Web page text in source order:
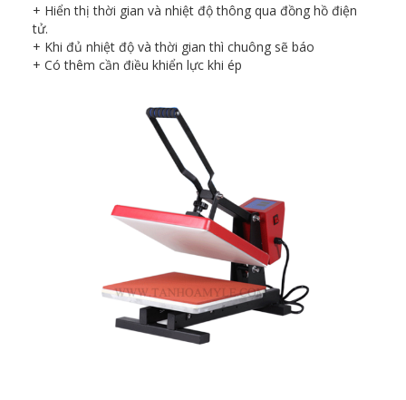
+ Hiển thị thời gian và nhiệt độ thông qua đồng hồ điện
tử.
+ Khi đủ nhiệt độ và thời gian thì chuông sẽ báo
+ Có thêm cần điều khiển lực khi ép